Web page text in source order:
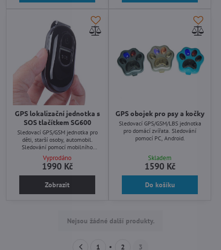
GPS lokalizační jednotka s
SOS tlačítkem SG600
Sledovací GPS/GSM jednotka pro
děti, starší osoby, automobil.
Sledování pomocí mobilního
telefonu nebo zdarma software pro
PC.
Vyprodáno
1990 Kč
Zobrazit
GPS obojek pro psy a kočky
Sledovací GPS/GSM/LBS jednotka
pro domácí zvířata. Sledování
pomocí PC, Android.
Skladem
1590 Kč
Do košíku
Nejsou žádné další produkty.
1 2 3